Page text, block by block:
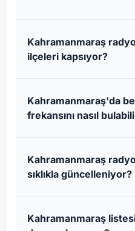
Kahramanmaraş
ilçeleri kapsıyor?
Kahramanmaraş'da
frekansını nasıl
Kahramanmaraş
sıklıkla güncelleniyor?
Kahramanmaraş